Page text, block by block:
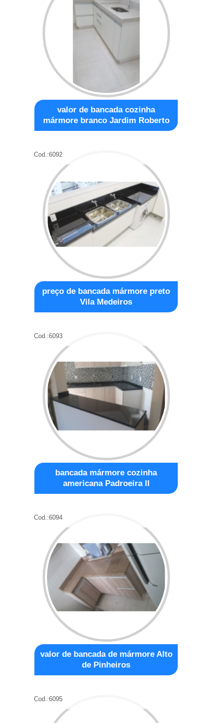
valor de bancada cozinha
mármore branco Jardim Roberto
Cod.:6092
preço de bancada mármore preto
Vila Medeiros
Cod.:6093
bancada mármore cozinha
americana Padroeira II
Cod.:6094
valor de bancada de mármore Alto
de Pinheiros
Cod.:6095